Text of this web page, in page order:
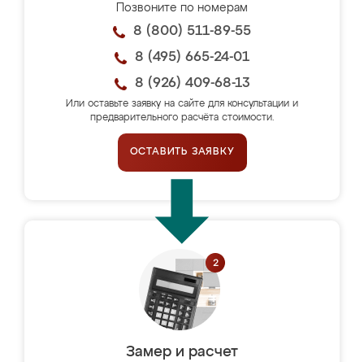
Позвоните по номерам
8 (800) 511-89-55
8 (495) 665-24-01
8 (926) 409-68-13
Или оставьте заявку на сайте для консультации и
предварительного расчёта стоимости.
ОСТАВИТЬ ЗАЯВКУ
Замер и расчет